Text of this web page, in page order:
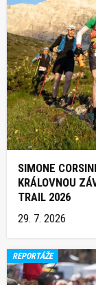
SIMONE
KRÁLOVNOU
TRAIL 2026
29. 7. 2026
REPORTÁŽE